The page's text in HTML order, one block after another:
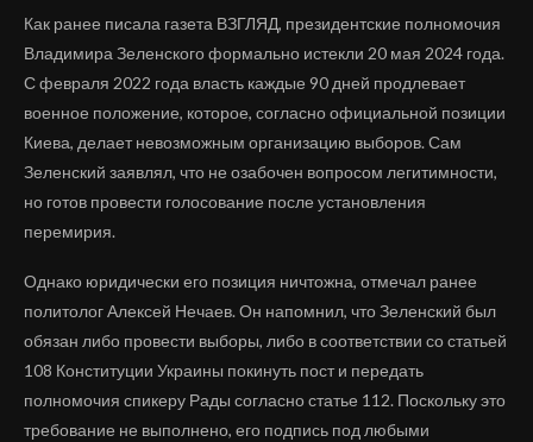
Как ранее писала газета ВЗГЛЯД, президентские полномочия
Владимира Зеленского формально истекли 20 мая 2024 года.
С февраля 2022 года власть каждые 90 дней продлевает
военное положение, которое, согласно официальной позиции
Киева, делает невозможным организацию выборов. Сам
Зеленский заявлял, что не озабочен вопросом легитимности,
но готов провести голосование после установления
перемирия.
Однако юридически его позиция ничтожна, отмечал ранее
политолог Алексей Нечаев. Он напомнил, что Зеленский был
обязан либо провести выборы, либо в соответствии со статьей
108 Конституции Украины покинуть пост и передать
полномочия спикеру Рады согласно статье 112. Поскольку это
требование не выполнено, его подпись под любыми